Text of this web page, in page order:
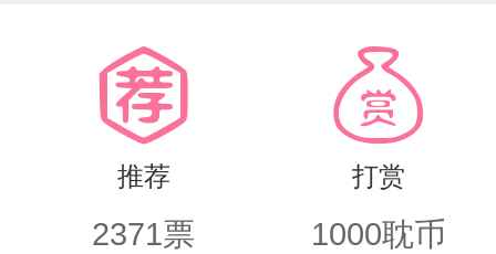
弃。喵崽躺平……位面一:豪门继承人
界探子笙位面三:‘乞丐’npc言vs轮回N
vs血猎公会半蛊人言位面五：异端局
推荐
2371票
打赏
1000耽币